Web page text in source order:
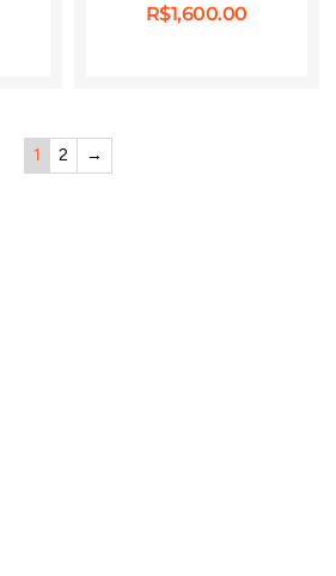
R$1,600.00
1 2 →